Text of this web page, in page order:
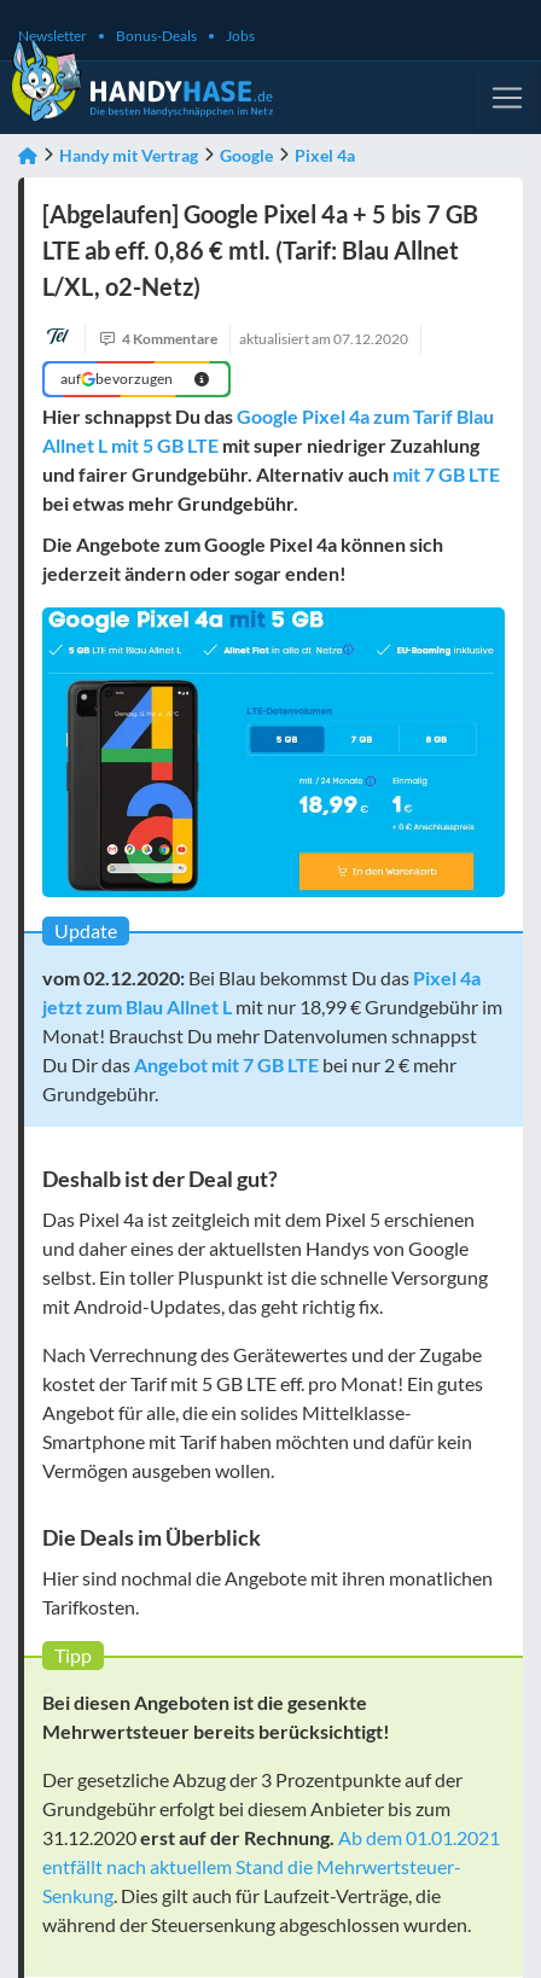
Newsletter Bonus-Deals Jobs
Handy mit Vertrag Google Pixel 4a
[Abgelaufen] Google Pixel 4a + 5 bis 7 GB
LTE ab eff. 0,86 € mtl. (Tarif: Blau Allnet
L/XL, o2-Netz)
4 Kommentare aktualisiert am07.12.2020
auf bevorzugen
Hier schnappst Du dasGoogle Pixel 4a zum Tarif Blau
Allnet L mit 5 GB LTE mit super niedriger Zuzahlung
und fairer Grundgebühr. Alternativ auch mit 7 GB LTE
bei etwas mehr Grundgebühr.
Die Angebote zum Google Pixel 4a können sich
jederzeit ändern oder sogar enden!
Update
vom 02.12.2020: Bei Blau bekommst Du das Pixel 4a
jetzt zum Blau Allnet L mit nur 18,99 € Grundgebühr im
Monat! Brauchst Du mehr Datenvolumen schnappst
Du Dir dasAngebot mit 7 GB LTE bei nur 2 € mehr
Grundgebühr.
Deshalb ist der Deal gut?
Das Pixel 4a ist zeitgleich mit dem Pixel 5 erschienen
und daher eines der aktuellsten Handys von Google
selbst. Ein toller Pluspunkt ist die schnelle Versorgung
mit Android-Updates, das geht richtig fix.
Nach Verrechnung des Gerätewertes und der Zugabe
kostet der Tarif mit 5 GB LTEeff. pro Monat! Ein gutes
Angebot für alle, die ein solides Mittelklasse-
Smartphone mit Tarif haben möchten und dafür kein
Vermögen ausgeben wollen.
Die Deals im Überblick
Hier sind nochmal die Angebote mit ihren monatlichen
Tarifkosten.
Tipp
Bei diesen Angeboten ist die gesenkte
Mehrwertsteuer bereits berücksichtigt!
Der gesetzliche Abzug der 3 Prozentpunkte auf der
Grundgebühr erfolgt bei diesem Anbieter bis zum
31.12.2020erst auf der Rechnung. Ab dem 01.01.2021
entfällt nach aktuellem Stand die Mehrwertsteuer-
Senkung. Dies gilt auch für Laufzeit-Verträge, die
während der Steuersenkung abgeschlossen wurden.